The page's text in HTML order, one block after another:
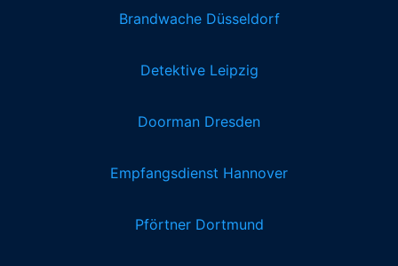
Brandwache Düsseldorf
Detektive Leipzig
Doorman Dresden
Empfangsdienst Hannover
Pförtner Dortmund